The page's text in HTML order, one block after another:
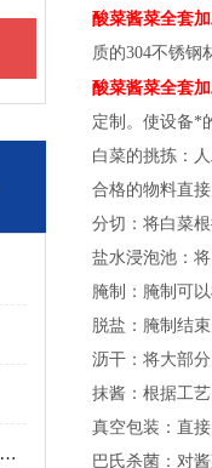
酱菜巴士杀菌机的工作原理及特点
酸菜酱菜全套
质的304不锈钢
酸菜酱菜全套
定制。使设备*
白菜的挑拣：
合格的物料直
分切：将白菜
盐水浸泡池：
腌制：腌制可
脱盐：腌制结
沥干：将大部
抹酱：根据工
真空包装：直
巴氏杀菌：对